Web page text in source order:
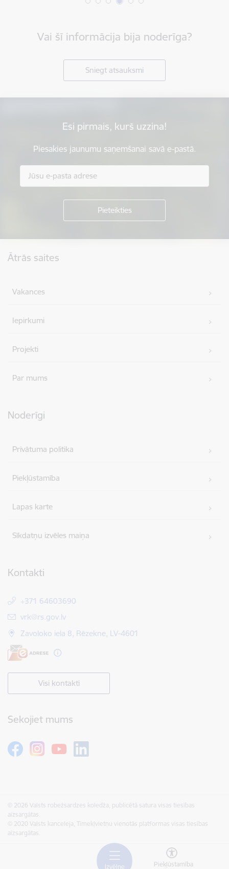
Izvēlne Piekļūstamība
Vai šī informācija bija noderīga?
Sniegt atsauksmi
Esi pirmais, kurš uzzina!
Piesakies jaunumu saņemšanai savā e-pastā.
Ātrās saites
Vakances
Iepirkumi
Projekti
Par mums
Noderīgi
Privātuma politika
Piekļūstamība
Lapas karte
Sīkdatņu izvēles maiņa
Kontakti
+371 64603690
E-pasts:
vrk@rs.gov.lv
Zavoloko iela 8, Rēzekne, LV-4601
Visi kontakti
Sekojiet mums
© 2026 Valsts robežsardzes koledža, publicētā satura visas tiesības
aizsargātas.
© 2020 Valsts kanceleja, Tīmekļvietņu vienotās platformas visas tiesības
aizsargātas.